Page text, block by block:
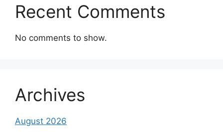
Recent Comments
No comments to show.
Archives
August 2026